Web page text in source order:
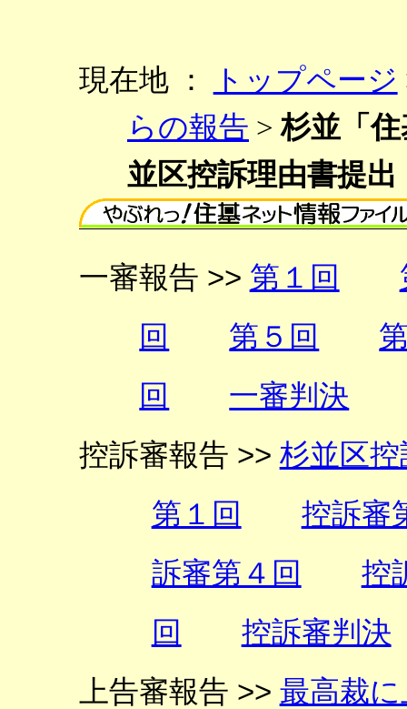
現在地 ： トップページ
らの報告 >杉並「
並区控訴理由書提出
一審報告 >> 第１回
回
第５回
回
一審判決
控訴審報告 >> 杉並区控
第１回
控訴審
訴審第４回
控
回
控訴審判決
上告審報告 >> 最高裁